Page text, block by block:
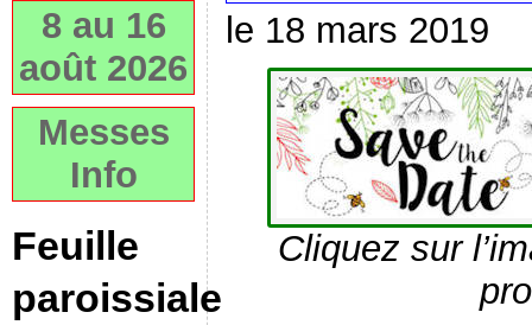
8 au 16
août 2026
Messes
Info
Feuille
paroissiale
le 18 mars 2019
Cliquez sur